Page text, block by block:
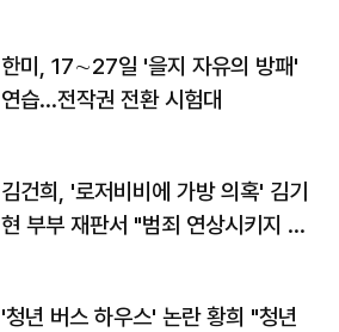
한미, 17∼27일 '을지 자유의 방패'
연습…전작권 전환 시험대
김건희, '로저비비에 가방 의혹' 김기
현 부부 재판서 "범죄 연상시키지 말
'청년 버스 하우스' 논란 황희 "청년